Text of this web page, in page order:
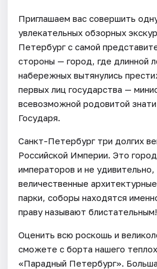
Приглашаем вас совершить
увлекательных обзорных
Петербург с самой
стороны — город, где длинной
набережных вытянулись
первых лиц государства —
всевозможной родовитой
Государя.
Санкт-Петербург три долгих
Российской Империи. Это
императоров и не
величественные
парки, соборы находятся
праву называют блистательным!
Оценить всю роскошь и
сможете с борта нашего
«Парадный Петербург».